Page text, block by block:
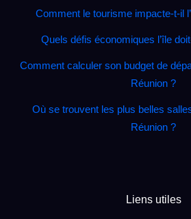
Comment le tourisme impacte‑t‑il
Quels défis économiques l’île
Comment calculer son budget de
Réunion ?
Où se trouvent les plus belles
Réunion ?
Liens utiles